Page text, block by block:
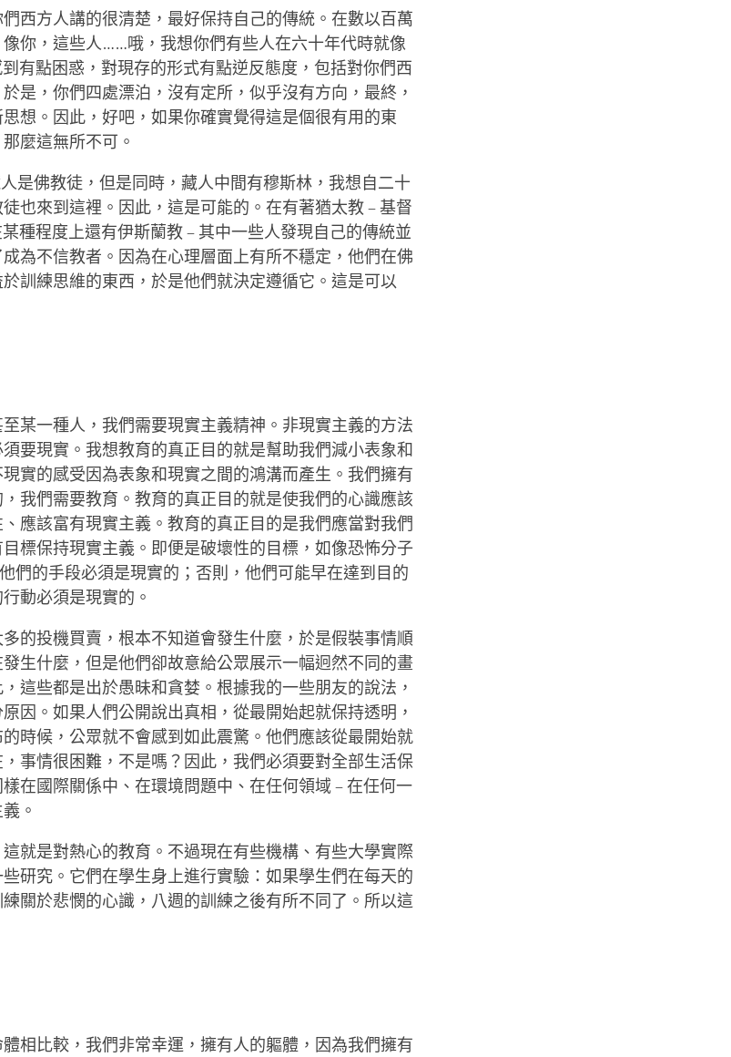
西方人講的很清楚，最好保持自己的傳統。在數以百萬
你，這些人……哦，我想你們有些人在六十年代時就像
有點困惑，對現存的形式有點逆反態度，包括對你們西
是，你們四處漂泊，沒有定所，似乎沒有方向，最終，
想。因此，好吧，如果你確實覺得這是個很有用的東
麼這無所不可。
是佛教徒，但是同時，藏人中間有穆斯林，我想自二十
也來到這裡。因此，這是可能的。在有著猶太教 – 基督
種程度上還有伊斯蘭教 – 其中一些人發現自己的傳統並
為不信教者。因為在心理層面上有所不穩定，他們在佛
訓練思維的東西，於是他們就決定遵循它。這是可以
某一種人，我們需要現實主義精神。非現實主義的方法
要現實。我想教育的真正目的就是幫助我們減小表象和
實的感受因為表象和現實之間的鴻溝而產生。我們擁有
我們需要教育。教育的真正目的就是使我們的心識應該
應該富有現實主義。教育的真正目的是我們應當對我們
標保持現實主義。即便是破壞性的目標，如像恐怖分子
們的手段必須是現實的；否則，他們可能早在達到目的
動必須是現實的。
的投機買賣，根本不知道會發生什麼，於是假裝事情順
生什麼，但是他們卻故意給公眾展示一幅迥然不同的畫
這些都是出於愚昧和貪婪。根據我的一些朋友的說法，
因。如果人們公開說出真相，從最開始起就保持透明，
時候，公眾就不會感到如此震驚。他們應該從最開始就
事情很困難，不是嗎？因此，我們必須要對全部生活保
在國際關係中、在環境問題中、在任何領域 – 在任何一
。
就是對熱心的教育。不過現在有些機構、有些大學實際
研究。它們在學生身上進行實驗：如果學生們在每天的
關於悲憫的心識，八週的訓練之後有所不同了。所以這
相比較，我們非常幸運，擁有人的軀體，因為我們擁有